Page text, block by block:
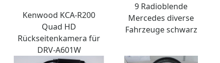
Kenwood KCA-R200
Quad HD
Rückseitenkamera für
DRV-A601W
9 Radioblende
Mercedes diverse
Fahrzeuge schwarz